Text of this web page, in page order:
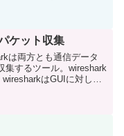
ケット収集
は両方とも通信データ
集するツール。wireshark
wiresharkはGUIに対し、